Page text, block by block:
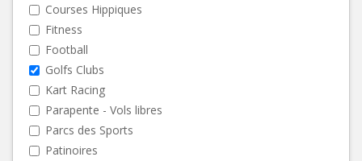
Courses Hippiques
Fitness
Football
Golfs Clubs
Kart Racing
Parapente - Vols libres
Parcs des Sports
Patinoires